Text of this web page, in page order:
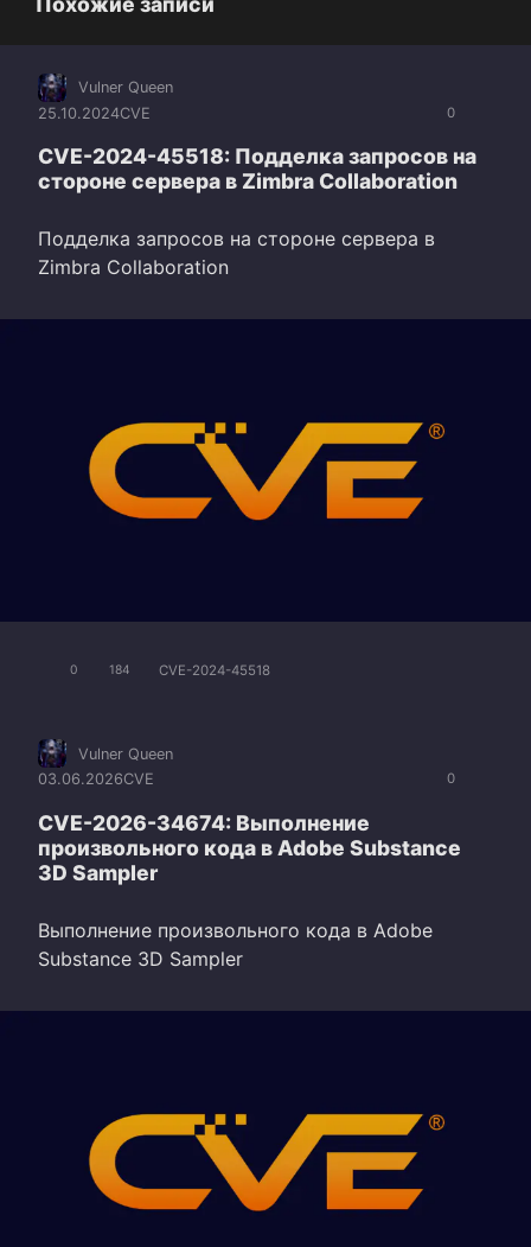
0
Vulner Queen
25.10.2024CVE
CVE-2024-45518: Подделка запросов на
стороне сервера в Zimbra Collaboration
Подделка запросов на стороне сервера в
Zimbra Collaboration
0 184 CVE-2024-45518
0
Vulner Queen
03.06.2026CVE
CVE-2026-34674: Выполнение
произвольного кода в Adobe Substance
3D Sampler
Выполнение произвольного кода в Adobe
Substance 3D Sampler